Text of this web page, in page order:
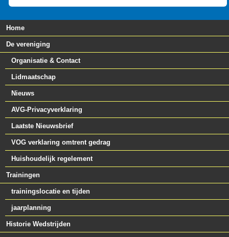
Home
De vereniging
Organisatie & Contact
Lidmaatschap
Nieuws
AVG-Privacyverklaring
Laatste Nieuwsbrief
VOG verklaring omtrent gedrag
Huishoudelijk regelement
Trainingen
trainingslocatie en tijden
jaarplanning
Historie Wedstrijden